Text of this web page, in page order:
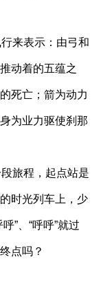
来表示：由弓和
动着的五蕴之
死亡；箭为动力
为业力驱使刹那
旅程，起点站是
时光列车上，少
”、“呼呼”就过
点吗？